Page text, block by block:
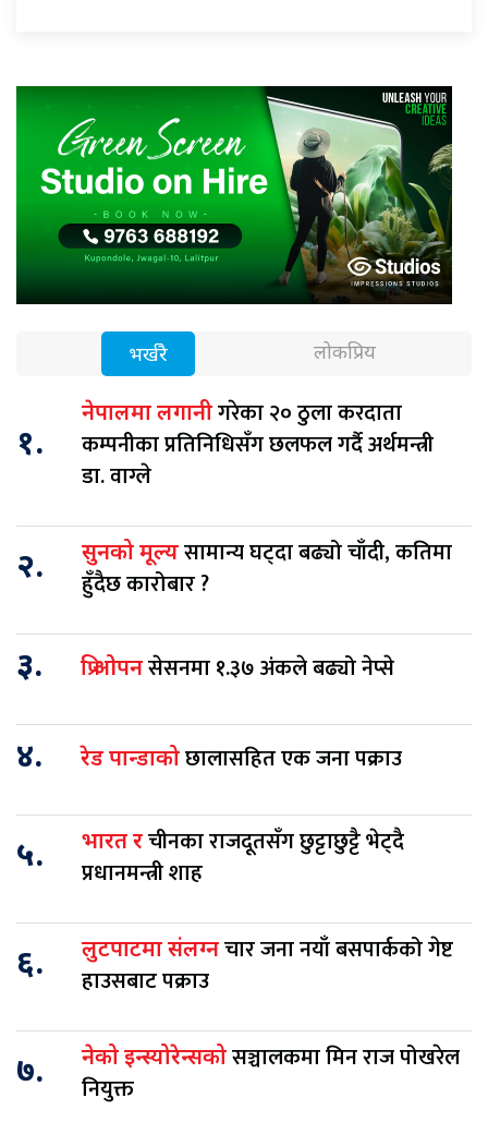
भर्खरै लोकप्रिय
१.
नेपालमा लगानीगरेका २० ठुला करदाता
कम्पनीका प्रतिनिधिसँग छलफल गर्दै अर्थमन्त्री
डा. वाग्ले
२. सुनको मूल्यसामान्य घट्दा बढ्यो चाँदी, कतिमा
हुँदैछ कारोबार ?
३. प्रि ओपनसेसनमा १.३७ अंकले बढ्यो नेप्से
४. रेड पान्डाकोछालासहित एक जना पक्राउ
५. भारत रचीनका राजदूतसँग छुट्टाछुट्टै भेट्दै
प्रधानमन्त्री शाह
६. लुटपाटमा संलग्नचार जना नयाँ बसपार्कको गेष्ट
हाउसबाट पक्राउ
७. नेको इन्स्योरेन्सकोसञ्चालकमा मिन राज पोखरेल
नियुक्त